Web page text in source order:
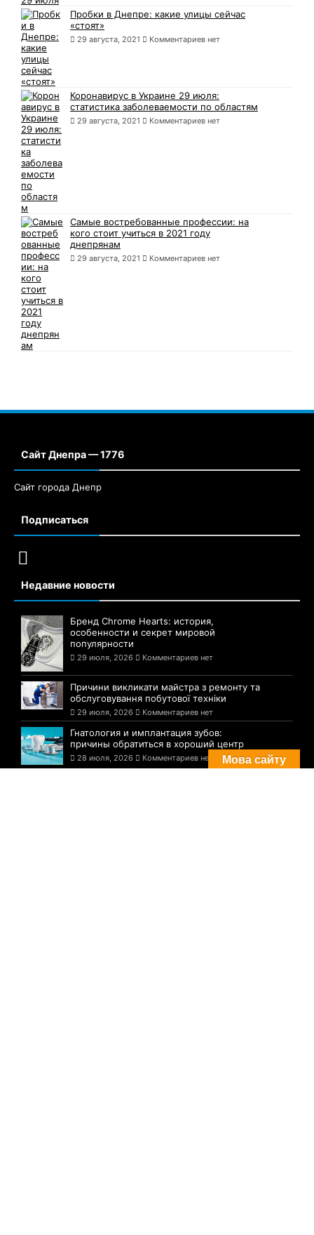
Пробки в Днепре: какие улицы сейчас
«стоят»
29 августа, 2021 Комментариев нет
Коронавирус в Украине 29 июля:
статистика заболеваемости по областям
29 августа, 2021 Комментариев нет
Самые востребованные профессии: на
кого стоит учиться в 2021 году
днепрянам
29 августа, 2021 Комментариев нет
Сайт Днепра — 1776
Сайт города Днепр
Подписаться
Недавние новости
Бренд Chrome Hearts: история,
особенности и секрет мировой
популярности
29 июля, 2026 Комментариев нет
Причини викликати майстра з ремонту та
обслуговування побутової техніки
29 июля, 2026 Комментариев нет
Гнатология и имплантация зубов:
причины обратиться в хороший центр
28 июля, 2026 Комментариев нет Мова сайту